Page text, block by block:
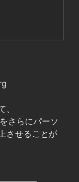
、
さらにパーソ
させることが